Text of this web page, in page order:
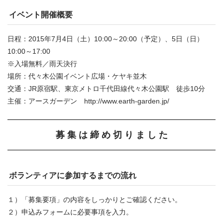
イベント開催概要
日程：2015年7月4日（土）10:00～20:00（予定）、5日（日）
10:00～17:00
※入場無料／雨天決行
場所：代々木公園イベント広場・ケヤキ並木
交通：JR原宿駅、東京メトロ千代田線代々木公園駅 徒歩10分
主催：アースガーデン http://www.earth-garden.jp/
募 集 は 締 め 切 り ま し た
ボランティアに参加するまでの流れ
１）「募集要項」の内容をしっかりとご確認ください。
２）申込みフォームに必要事項を入力。